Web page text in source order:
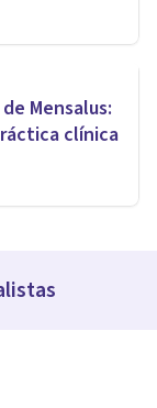
Mensalus:
clínica